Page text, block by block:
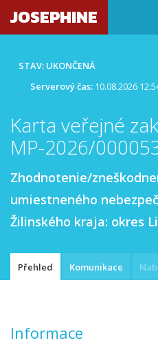
JOSEPHINE
STAV: UKONČENÁ
Serverový čas: 10.08.2026
Karta veřejné
MP-2026/
Zhodnotenie/
umiestneného
Žilinského kraja: okres
Přehled Komunikace
Informace